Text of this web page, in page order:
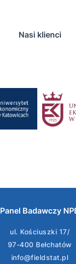
Nasi klienci
Panel Badawczy
ul. Kościuszki 17/
97-400 Bełchatów
info@fieldstat.pl